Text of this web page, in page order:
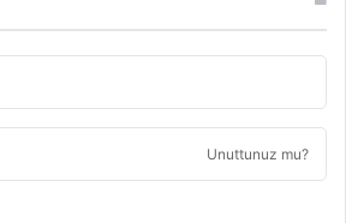
Unuttunuz mu?